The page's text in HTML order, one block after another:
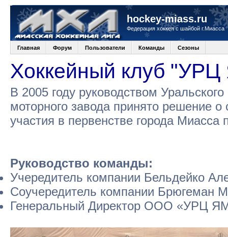
hockey-miass.ru
Федерация хоккея с шайбой г.Миасса
Главная Форум Пользователи Команды Сезоны
Хоккейный клуб
В 2005 году руководством
моторного завода принято решение
участия в первенстве города
Руководство команды:
Учередитель компании Бельдейко
Соучередитель компании Брюгеман
Генеральный Директор ООО «УРЦ